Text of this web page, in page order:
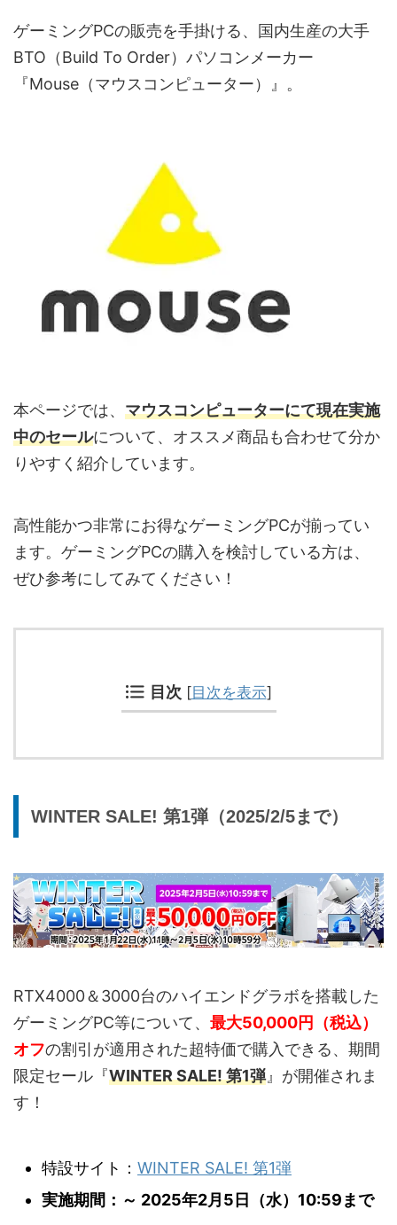
ゲーミングPCの販売を手掛ける、国内生産の大手
BTO（Build To Order）パソコンメーカー
『Mouse（マウスコンピューター）』。
本ページでは、 マウスコンピューターにて現在実施
中のセールについて、オススメ商品も合わせて分か
りやすく紹介しています。
高性能かつ非常にお得なゲーミングPCが揃ってい
ます。ゲーミングPCの購入を検討している方は、
ぜひ参考にしてみてください！
目次 [目次を表示]
WINTER SALE! 第1弾（2025/2/5まで）
RTX4000＆3000台のハイエンドグラボを搭載した
ゲーミングPC等について、 最大50,000円（税込）
オフの割引が適用された超特価で購入できる、期間
限定セール『WINTER SALE! 第1弾』が開催されま
す！
特設サイト： WINTER SALE! 第1弾
実施期間：～ 2025年2月5日（水）10:59まで